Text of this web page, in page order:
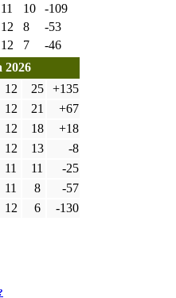
11 10
-109
12 8
-53
12 7
-46
2026
12 25
+135
12 21
+67
12 18
+18
12 13
-8
11 11
-25
11 8
-57
12 6 -130